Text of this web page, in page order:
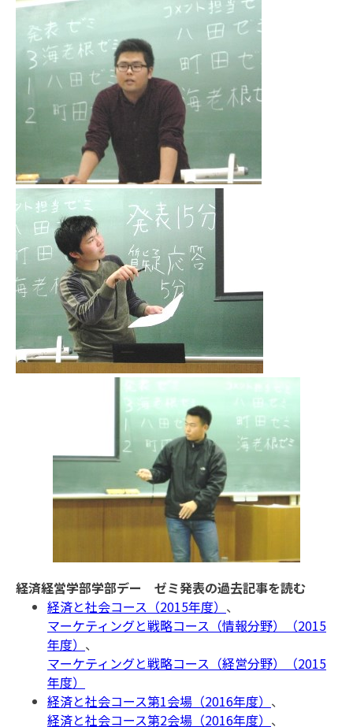
経済経営学部学部デー ゼミ発表の過去記事を読む
経済と社会コース（2015年度） 、
マーケティングと戦略コース（情報分野）（2015
年度） 、
マーケティングと戦略コース（経営分野）（2015
年度）
経済と社会コース第1会場（2016年度） 、
経済と社会コース第2会場（2016年度） 、